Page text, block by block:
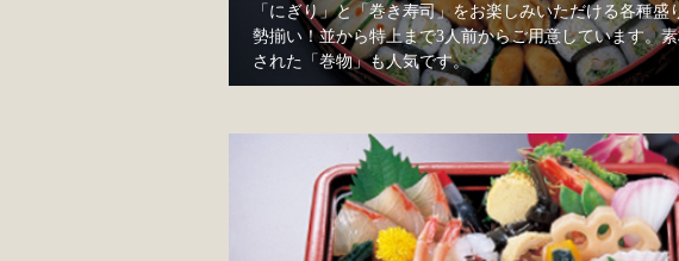
「にぎり」と「巻き寿司」をお楽しみいただける各種盛
勢揃い！並から特上まで3人前からご用意しています。
された「巻物」も人気です。